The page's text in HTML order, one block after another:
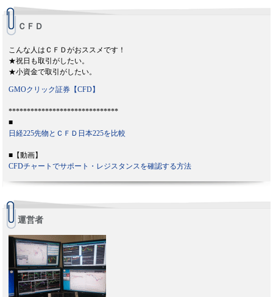
ＣＦＤ
こんな人はＣＦＤがおススメです！
★祝日も取引がしたい。
★小資金で取引がしたい。
GMOクリック証券【CFD】
******************************
■
日経225先物とＣＦＤ日本225を比較
■【動画】
CFDチャートでサポート・レジスタンスを確認する方法
運営者